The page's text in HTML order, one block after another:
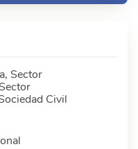
, Sector
Civil